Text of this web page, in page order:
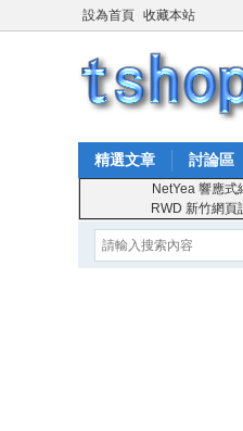
設為首頁 收藏本站
精選文章 討論區
NetYea 響應式
RWD 新竹網頁